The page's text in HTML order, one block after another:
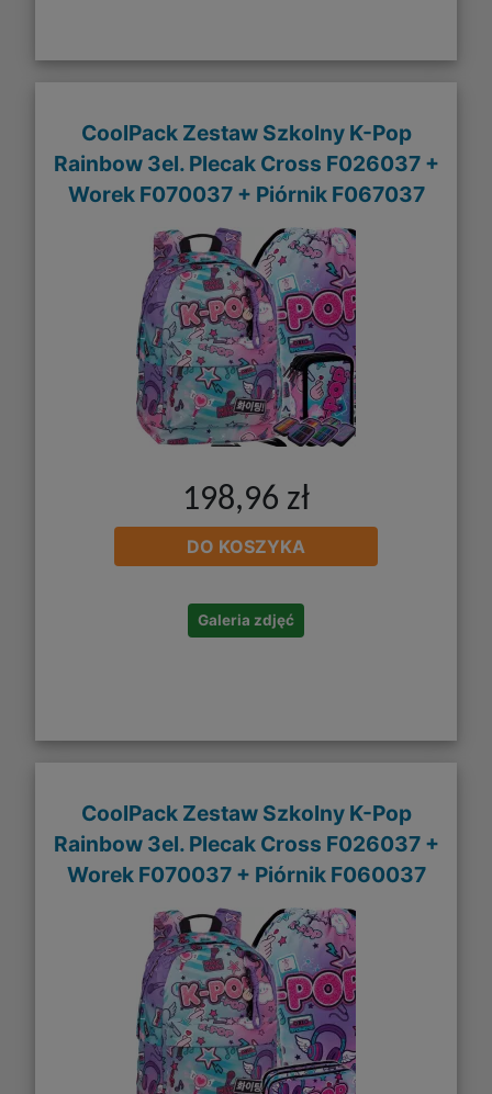
CoolPack Zestaw Szkolny K-Pop
Rainbow 3el. Plecak Cross F026037 +
Worek F070037 + Piórnik F067037
198,96 zł
DO KOSZYKA
Galeria zdjęć
CoolPack Zestaw Szkolny K-Pop
Rainbow 3el. Plecak Cross F026037 +
Worek F070037 + Piórnik F060037